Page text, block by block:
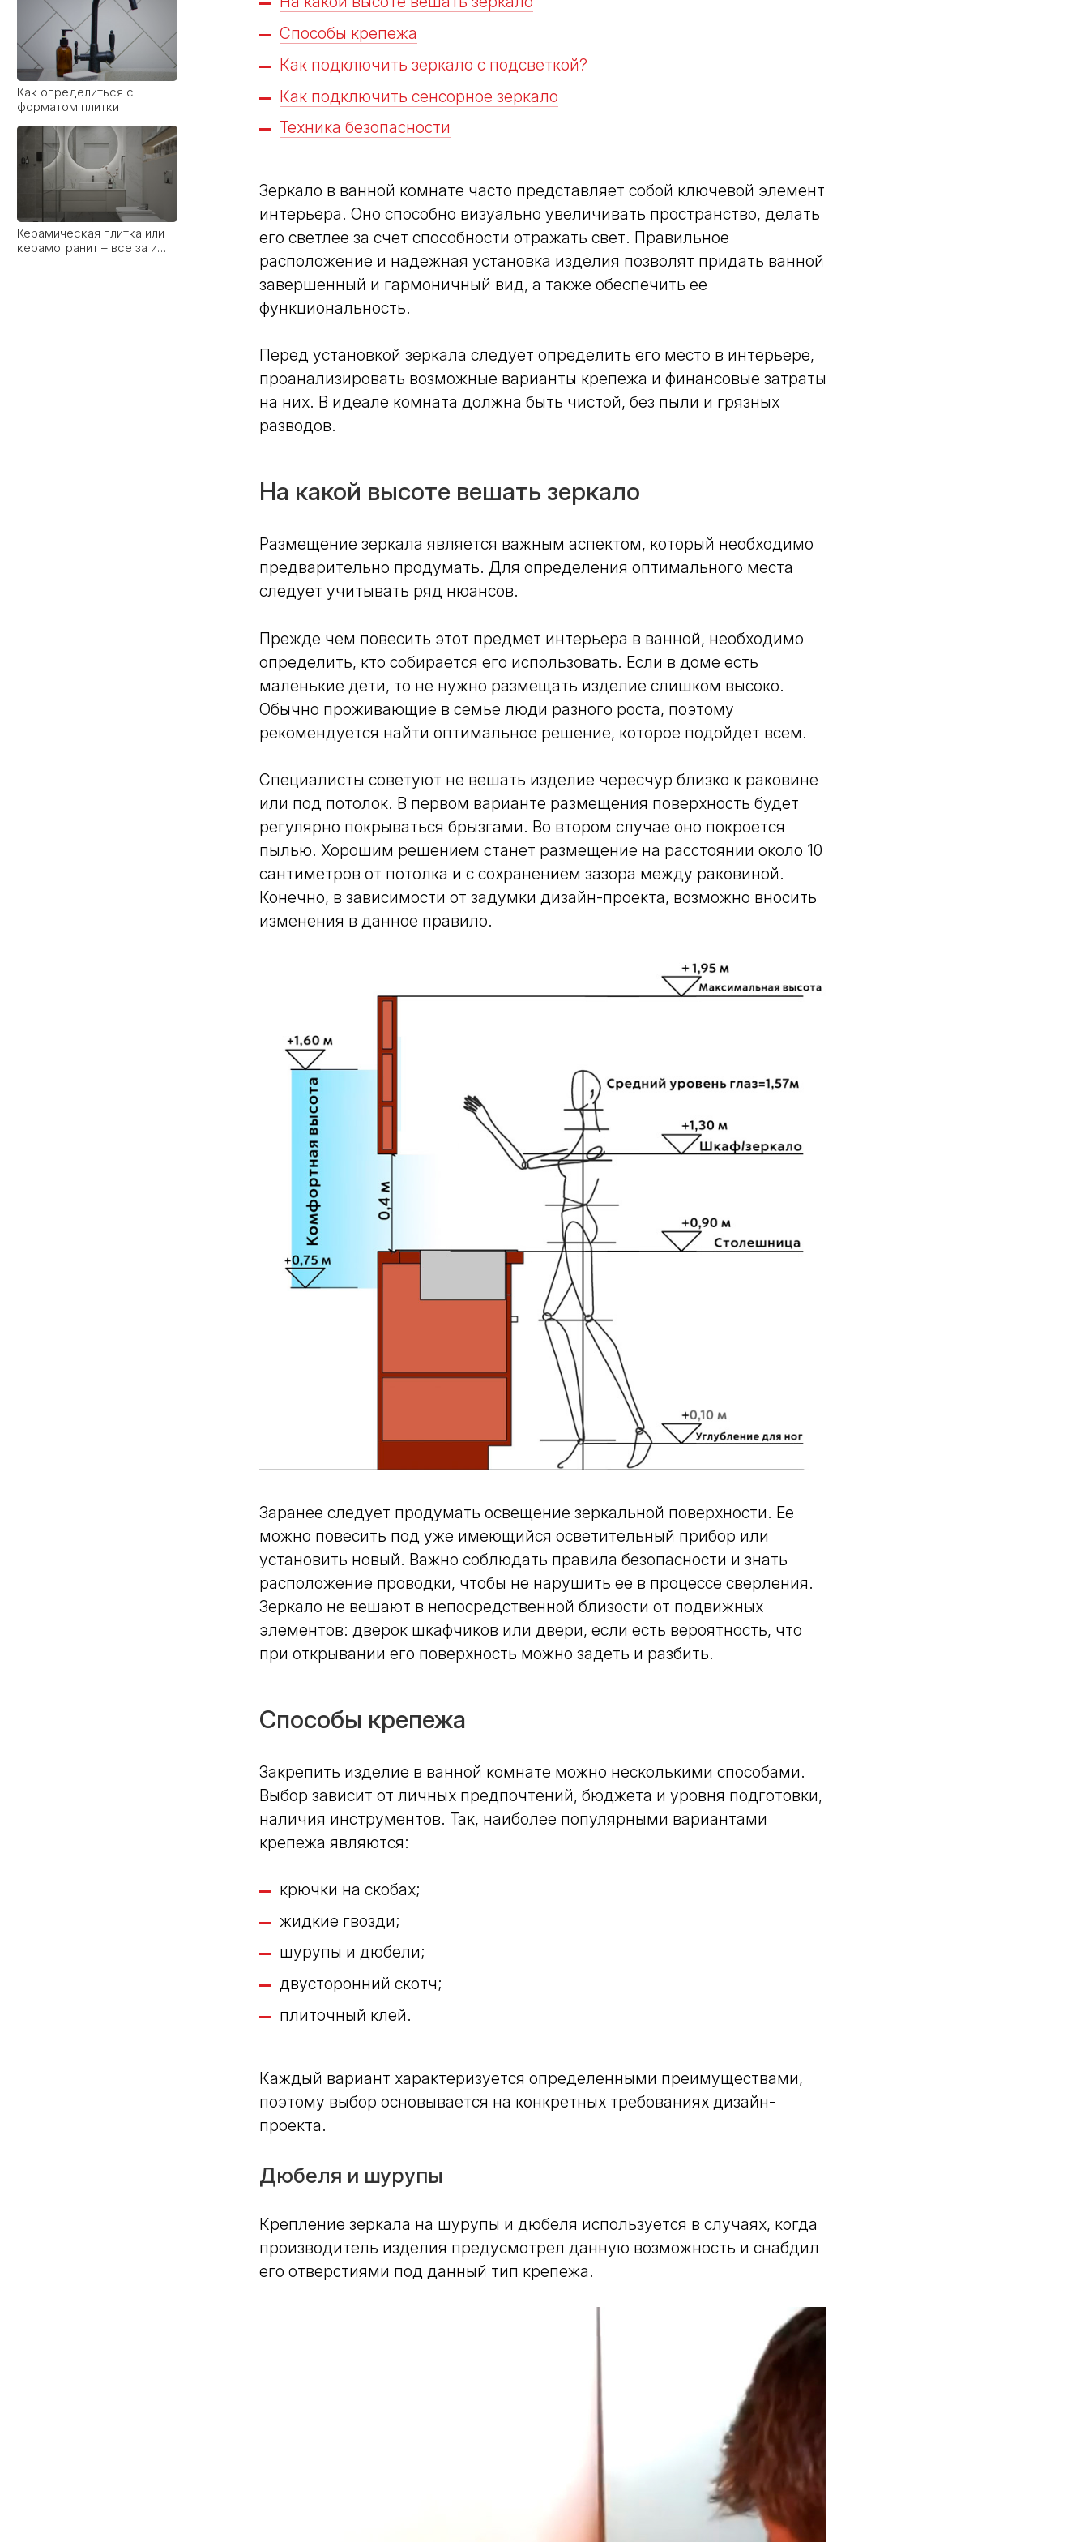
Способы крепежа
Как подключить зеркало с подсветкой?
Как подключить сенсорное зеркало
Техника безопасности
Зеркало в ванной комнате часто представляет собой ключевой элемент
интерьера. Оно способно визуально увеличивать пространство, делать
его светлее за счет способности отражать свет. Правильное
расположение и надежная установка изделия позволят придать ванной
завершенный и гармоничный вид, а также обеспечить ее
функциональность.
Перед установкой зеркала следует определить его место в интерьере,
проанализировать возможные варианты крепежа и финансовые затраты
на них. В идеале комната должна быть чистой, без пыли и грязных
разводов.
На какой высоте вешать зеркало
Размещение зеркала является важным аспектом, который необходимо
предварительно продумать. Для определения оптимального места
следует учитывать ряд нюансов.
Прежде чем повесить этот предмет интерьера в ванной, необходимо
определить, кто собирается его использовать. Если в доме есть
маленькие дети, то не нужно размещать изделие слишком высоко.
Обычно проживающие в семье люди разного роста, поэтому
рекомендуется найти оптимальное решение, которое подойдет всем.
Специалисты советуют не вешать изделие чересчур близко к раковине
или под потолок. В первом варианте размещения поверхность будет
регулярно покрываться брызгами. Во втором случае оно покроется
пылью. Хорошим решением станет размещение на расстоянии около 10
сантиметров от потолка и с сохранением зазора между раковиной.
Конечно, в зависимости от задумки дизайн-проекта, возможно вносить
изменения в данное правило.
Заранее следует продумать освещение зеркальной поверхности. Ее
можно повесить под уже имеющийся осветительный прибор или
установить новый. Важно соблюдать правила безопасности и знать
расположение проводки, чтобы не нарушить ее в процессе сверления.
Зеркало не вешают в непосредственной близости от подвижных
элементов: дверок шкафчиков или двери, если есть вероятность, что
при открывании его поверхность можно задеть и разбить.
Способы крепежа
Закрепить изделие в ванной комнате можно несколькими способами.
Выбор зависит от личных предпочтений, бюджета и уровня подготовки,
наличия инструментов. Так, наиболее популярными вариантами
крепежа являются:
крючки на скобах;
жидкие гвозди;
шурупы и дюбели;
двусторонний скотч;
плиточный клей.
Каждый вариант характеризуется определенными преимуществами,
поэтому выбор основывается на конкретных требованиях дизайн-
проекта.
Дюбеля и шурупы
Крепление зеркала на шурупы и дюбеля используется в случаях, когда
производитель изделия предусмотрел данную возможность и снабдил
его отверстиями под данный тип крепежа.
Как определиться с
форматом плитки
Керамическая плитка или
керамогранит – все за и